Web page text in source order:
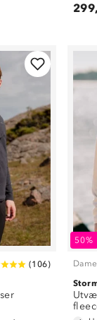
(106)
50%
Dame